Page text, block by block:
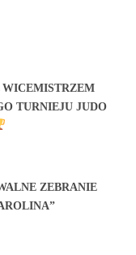
TURNIEJU JUDO
ZEBRANIE